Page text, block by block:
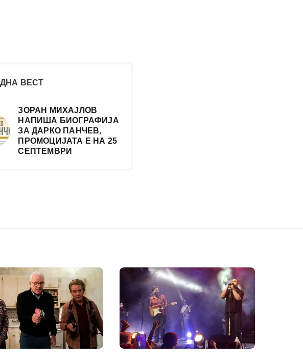
ВЕСТ
ЗОРАН МИХАЈЛОВ
НАПИША БИОГРАФИЈА
ЗА ДАРКО ПАНЧЕВ,
ПРОМОЦИЈАТА Е НА 25
СЕПТЕМВРИ